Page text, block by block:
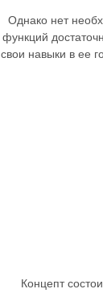
Однако нет
функций
свои навыки в ее
Концепт